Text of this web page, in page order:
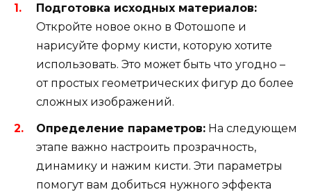
Подготовка исходных материалов:
Откройте новое окно в Фотошопе и
нарисуйте форму кисти, которую хотите
использовать. Это может быть что угодно –
от простых геометрических фигур до более
сложных изображений.
Определение параметров: На следующем
этапе важно настроить прозрачность,
динамику и нажим кисти. Эти параметры
помогут вам добиться нужного эффекта